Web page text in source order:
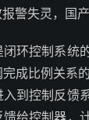
警失灵，国产
环控制系统
成比例关系
到控制反馈
给控制器，